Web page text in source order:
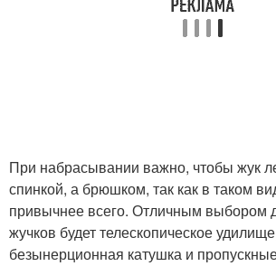
При набрасывании важно, чтобы жук
спинкой, а брюшком, так как в таком
привычнее всего. Отличным выбором
жучков будет телескопическое
безынерционная катушка и